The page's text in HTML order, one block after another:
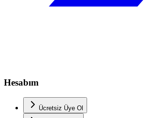
Hesabım
Ücretsiz Üye Ol